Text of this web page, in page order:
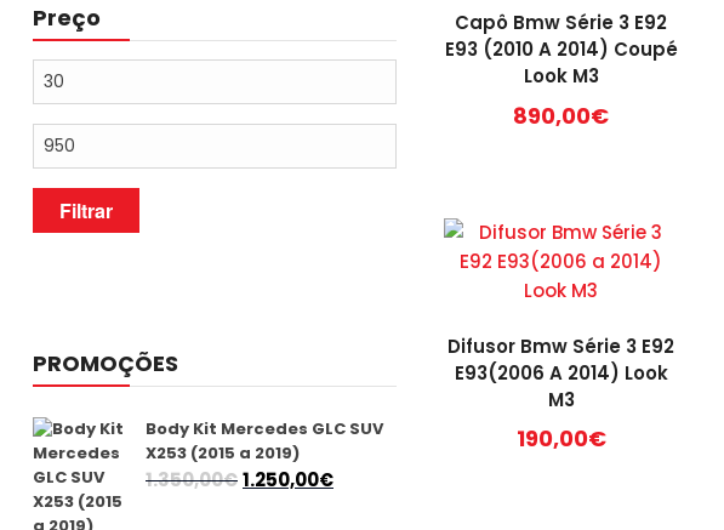
Preço
Preço
mínimo
Preço
máximo
Filtrar
PROMOÇÕES
Body Kit Mercedes GLC SUV
X253 (2015 a 2019)
1.350,00€O
1.250,00€O
Capô Bmw Série 3 E92
E93 (2010 A 2014) Coupé
Look M3
890,00€
Difusor Bmw Série 3 E92
E93(2006 A 2014) Look
M3
190,00€